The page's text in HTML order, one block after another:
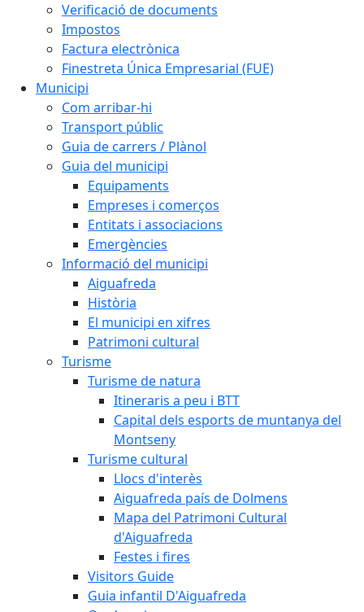
Verificació de documents
Impostos
Factura electrònica
Finestreta Única Empresarial (FUE)
Municipi
Com arribar-hi
Transport públic
Guia de carrers / Plànol
Guia del municipi
Equipaments
Empreses i comerços
Entitats i associacions
Emergències
Informació del municipi
Aiguafreda
Història
El municipi en xifres
Patrimoni cultural
Turisme
Turisme de natura
Itineraris a peu i BTT
Capital dels esports de muntanya del
Montseny
Turisme cultural
Llocs d'interès
Aiguafreda país de Dolmens
Mapa del Patrimoni Cultural
d'Aiguafreda
Festes i fires
Visitors Guide
Guia infantil D'Aiguafreda